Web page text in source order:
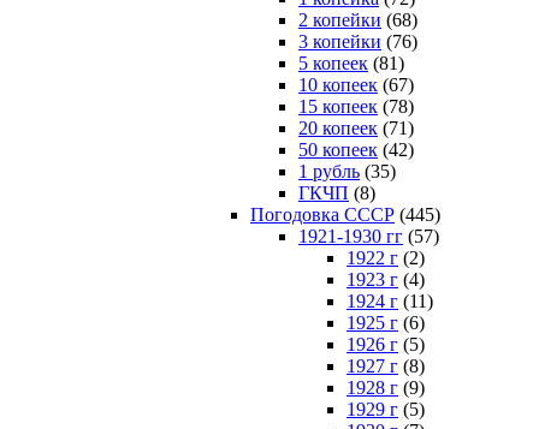
2 копейки (68)
3 копейки (76)
5 копеек (81)
10 копеек (67)
15 копеек (78)
20 копеек (71)
50 копеек (42)
1 рубль (35)
ГКЧП (8)
Погодовка СССР (445)
1921-1930 гг (57)
1922 г (2)
1923 г (4)
1924 г (11)
1925 г (6)
1926 г (5)
1927 г (8)
1928 г (9)
1929 г (5)